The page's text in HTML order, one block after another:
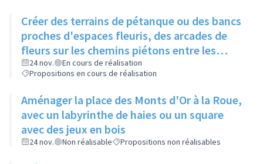
Créer des terrains de pétanque ou des bancs
proches d'espaces fleuris, des arcades de
fleurs sur les chemins piétons entre les
immeubles
24 nov.
En cours de réalisation
Propositions en cours de réalisation
Aménager la place des Monts d'Or à la Roue,
avec un labyrinthe de haies ou un square
avec des jeux en bois
24 nov. Non réalisable Propositions non réalisables